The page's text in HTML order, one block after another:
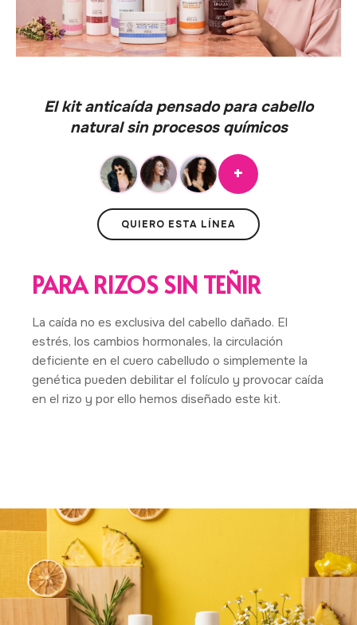
PARA RIZOS SIN TEÑIR
La caída no es exclusiva del cabello dañado. El
estrés, los cambios hormonales, la circulación
deficiente en el cuero cabelludo o simplemente la
genética pueden debilitar el folículo y provocar caída
en el rizo y por ello hemos diseñado este kit.
El kit anticaída pensado para cabello
natural sin procesos químicos
+
QUIERO ESTA LÍNEA